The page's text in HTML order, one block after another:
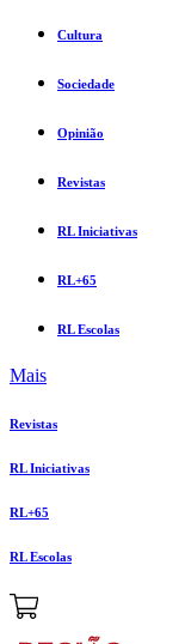
Cultura
Sociedade
Opinião
Revistas
RL Iniciativas
RL+65
RL Escolas
Mais
Revistas
RL Iniciativas
RL+65
RL Escolas